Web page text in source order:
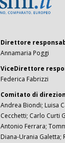
Direttore
Annamaria Poggi
ViceDirettore
Federica Fabrizzi
Comitato di
Andrea Biondi; Luisa
Cecchetti; Carlo Curti
Antonio Ferrara;
Diana-Urania Galetta;